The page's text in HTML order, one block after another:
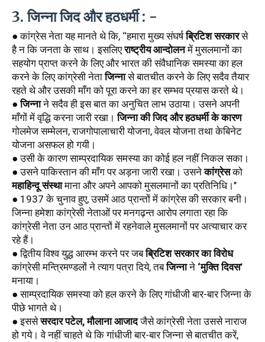
3. जिन्ना जिद और हठधर्मी : -
● कांग्रेस नेता यह मानते थे कि, ‘‘हमारा मुख्य संघर्ष ब्रिटिश सरकार से
है न कि जनता के साथ। इसलिए राष्ट्रीय आन्दोलन में मुसलमानों का
सहयोग प्राप्त करने के लिए और भारत की संवैधानिक समस्या का हल
करने के लिए कांग्रेसी नेता जिन्ना से बातचीत करने के लिए सदैव तैयार
रहते थे और उसकी माँग को पूरा करने का हर सम्भव प्रयास करते थे।
● जिन्ना ने सदैव ही इस बात का अनुचित लाभ उठाया। उसने अपनी
माँगों में वृद्धि करना जारी रखा। जिन्ना की जिद और हठधर्मी के कारण
गोलमेज सम्मेलन, राजगोपालाचारी योजना, वेवल योजना तथा केबिनेट
योजना असफल हो गयी।
● उसी के कारण साम्प्रदायिक समस्या का कोई हल नहीं निकल सका।
● उसने पाकिस्तान की माँग पर अड़ना जारी रखा। उसने कांग्रेस
महाहिन्दू संस्था माना और अपने आपको मुसलमानों का प्रतिनिधि।’’
● 1937 के चुनाव हुए, उसमें आठ प्रान्तों में कांग्रेस की सरकार बनी।
जिन्ना हमेशा कांग्रेसी नेताओं पर मनगढ़न्त आरोप लगाता रहा कि
कांग्रेसी नेता उन आठ प्रान्तों में रहनेवाले मुसलमानों पर अत्याचार कर
रहे हैं।
● द्वितीय विश्व युद्ध आरम्भ करने पर जब ब्रिटिश सरकार का विरोध
कांग्रेसी मन्त्रिमण्डलों ने त्याग पत्रा दिये, तब जिन्ना ने ‘मुक्ति दिवस’
मनाया।
● साम्प्रदायिक समस्या को हल करने के लिए गांधीजी बार-बार जिन्ना के
पीछे भागते थे।
● इससे सरदार पटेल, मौलाना आजाद जैसे कांग्रेसी नेता उससे नाराज
हो गये। वे नहीं चाहते थे कि गांधीजी बार-बार जिन्ना से बातचीत करें,